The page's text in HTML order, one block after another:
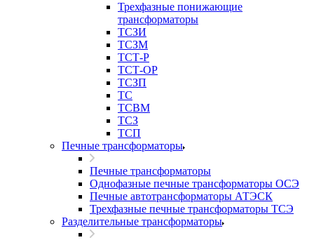
Трехфазные понижающие
трансформаторы
ТСЗИ
ТСЗМ
ТСТ-Р
ТСТ-ОР
ТСЗП
ТС
ТСВМ
ТСЗ
ТСП
Печные трансформаторы
Печные трансформаторы
Однофазные печные трансформаторы ОСЭ
Печные автотрансформаторы АТЭСК
Трехфазные печные трансформаторы ТСЭ
Разделительные трансформаторы